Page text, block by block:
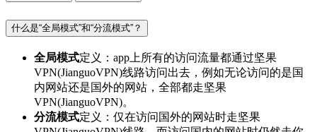
什么是“全局模式”和“分流模式”？
全局模式定义：app上所有的访问流量都通过坚果
VPN(JianguoVPN)线路访问出去，例如无论访问的是国
内网站还是国外的网站，全部都走坚果
VPN(JianguoVPN)。
分流模式定义：仅在访问国外的网站时走坚果